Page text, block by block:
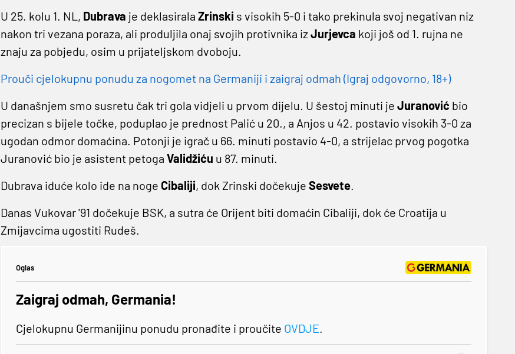
U 25. kolu 1. NL, Dubrava je deklasirala Zrinski s visokih 5-0 i tako prekinula svoj negativan niz
nakon tri vezana poraza, ali produljila onaj svojih protivnika izJurjevca koji još od 1. rujna ne
znaju za pobjedu, osim u prijateljskom dvoboju.
Prouči cjelokupnu ponudu za nogomet na Germaniji i zaigraj odmah (Igraj odgovorno, 18+)
U današnjem smo susretu čak tri gola vidjeli u prvom dijelu. U šestoj minuti je Juranović bio
precizan s bijele točke, poduplao je prednost Palić u 20., a Anjos u 42. postavio visokih 3-0 za
ugodan odmor domaćina. Potonji je igrač u 66. minuti postavio 4-0, a strijelac prvog pogotka
Juranović bio je asistent petoga Validžiću u 87. minuti.
Dubrava iduće kolo ide na noge Cibaliji, dok Zrinski dočekuje Sesvete.
Danas Vukovar '91 dočekuje BSK, a sutra će Orijent biti domaćin Cibaliji, dok će Croatija u
Zmijavcima ugostiti Rudeš.
Oglas
Zaigraj odmah, Germania!
Cjelokupnu Germanijinu ponudu pronađite i proučite OVDJE.